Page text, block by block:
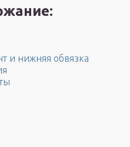
и нижняя обвязка